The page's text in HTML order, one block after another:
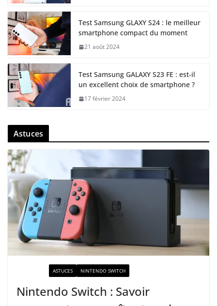
Test Samsung GLAXY S24 : le meilleur
smartphone compact du moment
21 août 2024
Test Samsung GALAXY S23 FE : est-il
un excellent choix de smartphone ?
17 février 2024
Astuces
ASTUCES NINTENDO SWITCH
Nintendo Switch : Savoir